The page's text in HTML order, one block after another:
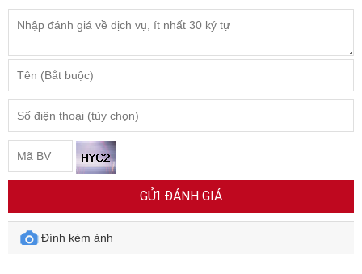
GỬI ĐÁNH GIÁ
Đính kèm ảnh